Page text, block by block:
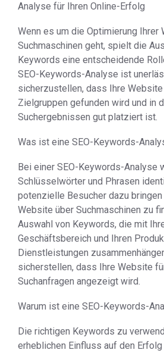
Analyse für Ihren Online-Erfolg
Wenn es um die Optimierung Ihrer
Suchmaschinen geht, spielt die
Keywords eine entscheidende
SEO-Keywords-Analyse ist
sicherzustellen, dass Ihre
Zielgruppen gefunden wird und in
Suchergebnissen gut platziert ist.
Was ist eine SEO-Keywords-
Bei einer SEO-Keywords-Analyse
Schlüsselwörter und Phrasen
potenzielle Besucher dazu bringen
Website über Suchmaschinen zu
Auswahl von Keywords, die mit
Geschäftsbereich und Ihren
Dienstleistungen
sicherstellen, dass Ihre Website
Suchanfragen angezeigt wird.
Warum ist eine SEO-Keywords-
Die richtigen Keywords zu
erheblichen Einfluss auf den